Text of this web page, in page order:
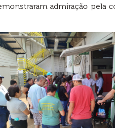
admiração pela